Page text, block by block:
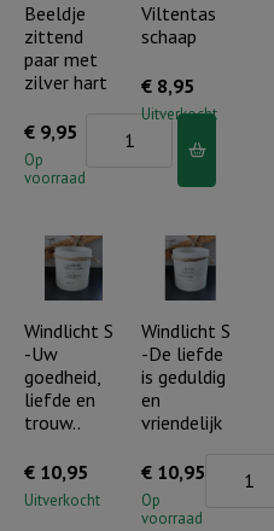
Beeldje
zittend
paar met
zilver hart
€ 9,95
Op
voorraad
Beeldje
zilver
hart
aantal
Viltentas
schaap
€ 8,95
Uitverkocht
Windlicht S
-Uw
goedheid,
liefde en
trouw..
€ 10,95
Uitverkocht
Windlicht S
-De liefde
is geduldig
en
vriendelijk
€ 10,95
Op
voorraad
Windlicht